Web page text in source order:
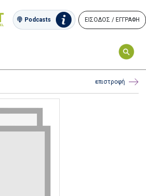
Podcasts ΕΙΣΟΔΟΣ / ΕΓΓΡΑΦΗ
επιστροφή